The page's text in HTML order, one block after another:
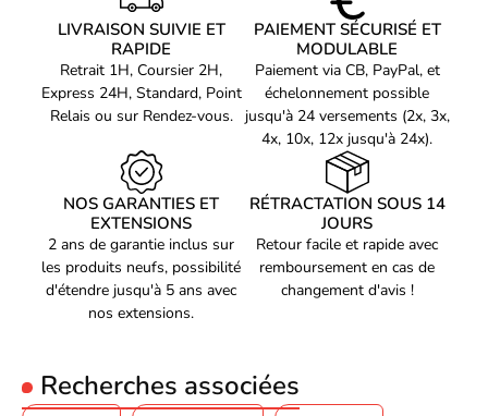
main pour un confort optimal lors de vos sessions de jeu
prolongées. De plus, ses 7 boutons bien placés et ses matériaux
antidérapants vous offrent une prise en main ferme et
confortable pour une meilleure précision de jeu.
LIVRAISON SUIVIE ET
RAPIDE
Retrait 1H, Coursier 2H,
Express 24H, Standard, Point
Relais ou sur Rendez-vous.
PAIEMENT SÉCURISÉ ET
MODULABLE
Paiement via CB, PayPal, et
échelonnement possible
jusqu'à 24 versements (2x, 3x,
4x, 10x, 12x jusqu'à 24x).
NOS GARANTIES ET
EXTENSIONS
2 ans de garantie inclus sur
les produits neufs, possibilité
d'étendre jusqu'à 5 ans avec
nos extensions.
RÉTRACTATION SOUS 14
JOURS
Retour facile et rapide avec
remboursement en cas de
changement d'avis !
Recherches associées